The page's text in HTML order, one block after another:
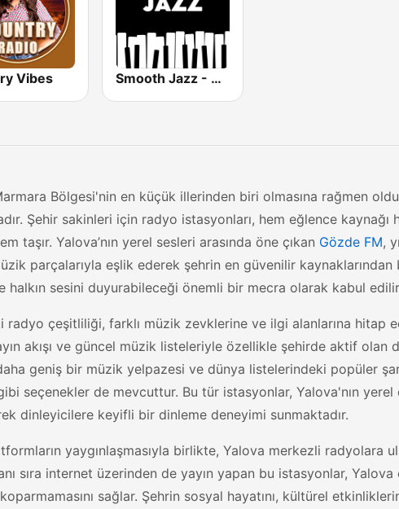
Vibes Smooth Jazz - Groov
Bölgesi'nin en küçük illerinden biri olmasına rağmen
Şehir sakinleri için radyo istasyonları, hem eğlence
taşır. Yalova’nın yerel sesleri arasında öne çıkan Gözde FM,
parçalarıyla eşlik ederek şehrin en güvenilir
halkın sesini duyurabileceği önemli bir mecra olarak kabul
radyo çeşitliliği, farklı müzik zevklerine ve ilgi alanlarına hitap
akışı ve güncel müzik listeleriyle özellikle şehirde aktif olan
geniş bir müzik yelpazesi ve dünya listelerindeki popüler
seçenekler de mevcuttur. Bu tür istasyonlar, Yalova'nın
dinleyicilere keyifli bir dinleme deneyimi sunmaktadır.
yaygınlaşmasıyla birlikte, Yalova merkezli radyolara
sıra internet üzerinden de yayın yapan bu istasyonlar,
koparmamasını sağlar. Şehrin sosyal hayatını, kültürel